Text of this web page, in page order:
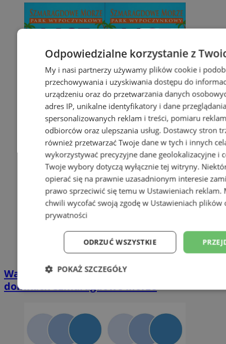
Wakacyjny wypoczynek nad Bałtykiem w
domkach Szmaragdowe Morze
Odpowiedzialne korzystanie z
My i nasi partnerzy używamy plików cookie i
przechowywania i uzyskiwania dostępu do
urządzeniu oraz do przetwarzania danych
adres IP, unikalne identyfikatory i dane
spersonalizowanych reklam i treści, pomiaru
odbiorców oraz ulepszania usług. Dostawcy stron
również przetwarzać Twoje dane w tych i innych
wykorzystywać precyzyjne dane geolokalizacyjne i
Twoje wybory dotyczą wyłącznie tej witryny.
opierać się na prawnie uzasadnionym interesie
prawo sprzeciwić się temu w Ustawieniach reklam.
chwili wycofać swoją zgodę w Ustawieniach plików
prywatności
ODRZUĆ WSZYSTKIE
POKAŻ SZCZEGÓŁY
Niezbędne Wydajność
Niesklasyfikowane